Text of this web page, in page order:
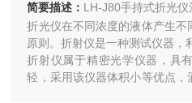
简要描述： LH-J80手持式折光
折光仪在不同浓度的液体产生
原则。折射仪是一种测试仪器，
折射仪属于精密光学仪器，具
轻，采用该仪器体积小等优点，